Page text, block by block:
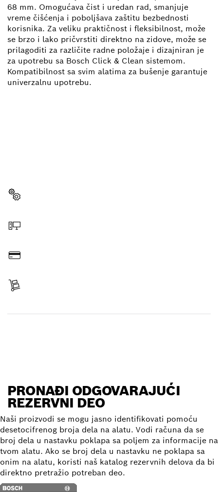
68 mm. Omogućava čist i uredan rad, smanjuje
vreme čišćenja i poboljšava zaštitu bezbednosti
korisnika. Za veliku praktičnost i fleksibilnost, može
se brzo i lako pričvrstiti direktno na zidove, može se
prilagoditi za različite radne položaje i dizajniran je
za upotrebu sa Bosch Click & Clean sistemom.
Kompatibilnost sa svim alatima za bušenje garantuje
univerzalnu upotrebu.
PRONAĐI ODGOVARAJUĆI
REZERVNI DEO
Naši proizvodi se mogu jasno identifikovati pomoću
desetocifrenog broja dela na alatu. Vodi računa da se
broj dela u nastavku poklapa sa poljem za informacije na
tvom alatu. Ako se broj dela u nastavku ne poklapa sa
onim na alatu, koristi naš katalog rezervnih delova da bi
direktno pretražio potreban deo.